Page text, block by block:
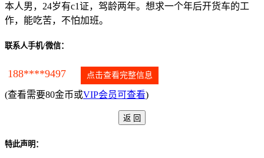
本人男，24岁有c1证，驾龄两年。想求一个年后开货车的工
作，能吃苦，不怕加班。
联系人手机/微信：
188****9497 点击查看完整信息
(查看需要80金币或VIP会员可查看)
特此声明：